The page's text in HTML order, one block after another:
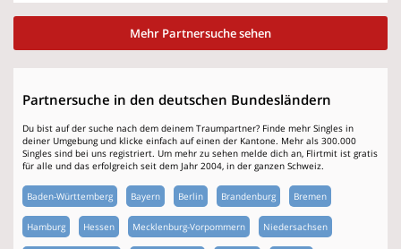
Mehr Partnersuche sehen
Partnersuche in den deutschen Bundesländern
Du bist auf der suche nach dem deinem Traumpartner? Finde mehr Singles in
deiner Umgebung und klicke einfach auf einen der Kantone. Mehr als 300.000
Singles sind bei uns registriert. Um mehr zu sehen melde dich an, Flirtmit ist gratis
für alle und das erfolgreich seit dem Jahr 2004, in der ganzen Schweiz.
Baden-Württemberg Bayern Berlin Brandenburg Bremen
Hamburg Hessen Mecklenburg-Vorpommern Niedersachsen